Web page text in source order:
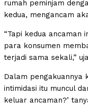
rumah peminjam
kedua, mengancam
“Tapi kedua ancaman
para konsumen
terjadi sama sekali,”
Dalam pengakuannya
intimidasi itu muncul
keluar ancaman?’